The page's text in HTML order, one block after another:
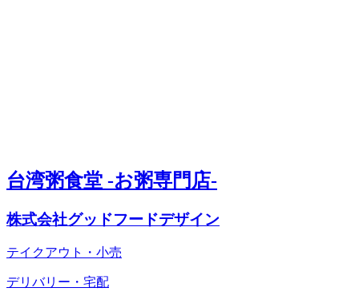
台湾粥食堂 -お粥専門店-
株式会社グッドフードデザイン
テイクアウト・小売
デリバリー・宅配